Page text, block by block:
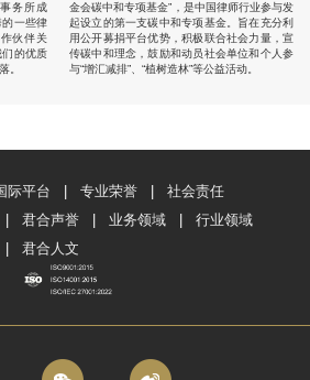
务所成
的一些律
伙伴关
们的优质
。
金会碳中和专项基金”，是中国律师行业参与发
起设立的第一支碳中和专项基金。旨在充分利
用公开募捐平台优势，积极联合社会力量，宣
传碳中和理念，鼓励和动员社会单位和个人参
与“增汇减排”、“植树造林”等公益活动。
际平台 专业荣誉
社会责任
君合声誉 业务领域
行业领域
君合人文